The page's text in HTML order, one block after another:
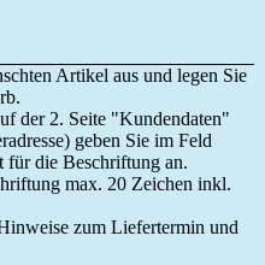
Artikel aus und legen Sie
der 2. Seite "Kundendaten"
geben Sie im Feld
die Beschriftung an.
max. 20 Zeichen inkl.
zum Liefertermin und